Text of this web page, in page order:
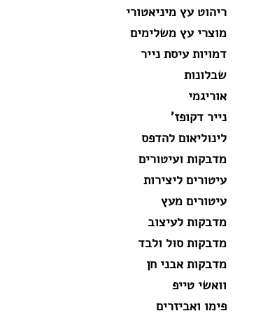
ריהוט עץ מיניאטורי
מוצרי עץ משלימים
דמויות עיסת נייר
שבלונות
אוריגמי
נייר דקופז'
לינוליאום להדפס
מדבקות ועיטורים
עיטורים ליצירות
עיטורים מעץ
מדבקות לעיצוב
מדבקות סול ולבד
מדבקות אבני חן
וואשי טייפ
פימו ואביזרים